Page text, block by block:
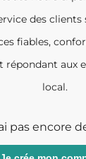
des
fiables,
répondant aux
local.
pas encore